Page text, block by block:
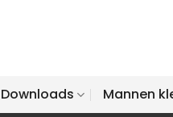
Downloads Mannen